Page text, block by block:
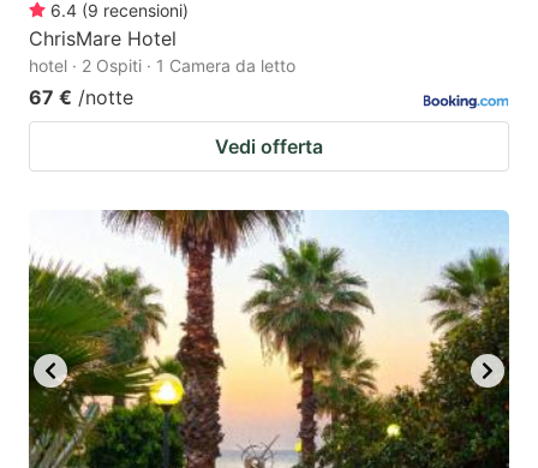
6.4 (9 recensioni)
ChrisMare Hotel
hotel · 2 Ospiti · 1 Camera da letto
67 € /notte
Vedi offerta